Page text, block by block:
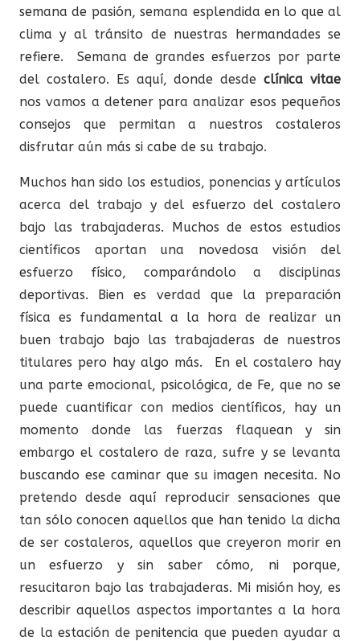
semana de pasión, semana esplendida en lo que al
clima y al tránsito de nuestras hermandades se
refiere. Semana de grandes esfuerzos por parte
del costalero. Es aquí, donde desdeclínica vitae
nos vamos a detener para analizar esos pequeños
consejos que permitan a nuestros costaleros
disfrutar aún más si cabe de su trabajo.
Muchos han sido los estudios, ponencias y artículos
acerca del trabajo y del esfuerzo del costalero
bajo las trabajaderas. Muchos de estos estudios
científicos aportan una novedosa visión del
esfuerzo físico, comparándolo a disciplinas
deportivas. Bien es verdad que la preparación
física es fundamental a la hora de realizar un
buen trabajo bajo las trabajaderas de nuestros
titulares pero hay algo más. En el costalero hay
una parte emocional, psicológica, de Fe, que no se
puede cuantificar con medios científicos, hay un
momento donde las fuerzas flaquean y sin
embargo el costalero de raza, sufre y se levanta
buscando ese caminar que su imagen necesita. No
pretendo desde aquí reproducir sensaciones que
tan sólo conocen aquellos que han tenido la dicha
de ser costaleros, aquellos que creyeron morir en
un esfuerzo y sin saber cómo, ni porque,
resucitaron bajo las trabajaderas. Mi misión hoy, es
describir aquellos aspectos importantes a la hora
de la estación de penitencia que pueden ayudar a